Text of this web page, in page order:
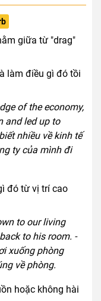
giữa từ "drag"
làm điều gì đó tồi
of the economy,
and led up to
nhiều về kinh tế
ty của mình đi
đó từ vị trí cao
to our living
to his room. -
xuống phòng
về phòng.
hoặc không hài